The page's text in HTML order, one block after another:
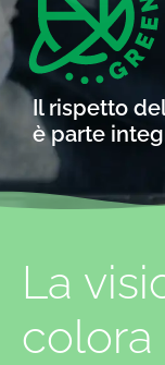
Il rispetto
è parte
La
colora